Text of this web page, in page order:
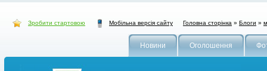
Зробити стартовою Мобільна версія сайту Головна сторінка » Блоги »
Новини Оголошення